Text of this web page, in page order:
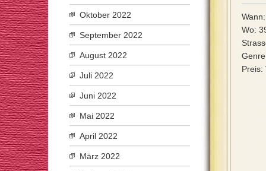
Wo:
Preis:
Oktober 2022
September 2022
August 2022
Juli 2022
Juni 2022
Mai 2022
April 2022
März 2022